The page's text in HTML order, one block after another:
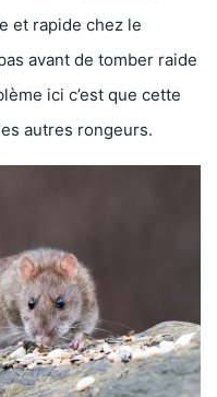
et rapide chez le
avant de tomber raide
ici c’est que cette
autres rongeurs.